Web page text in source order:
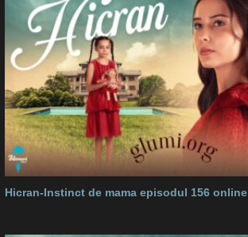
Hicran-Instinct de mama episodul 156 online